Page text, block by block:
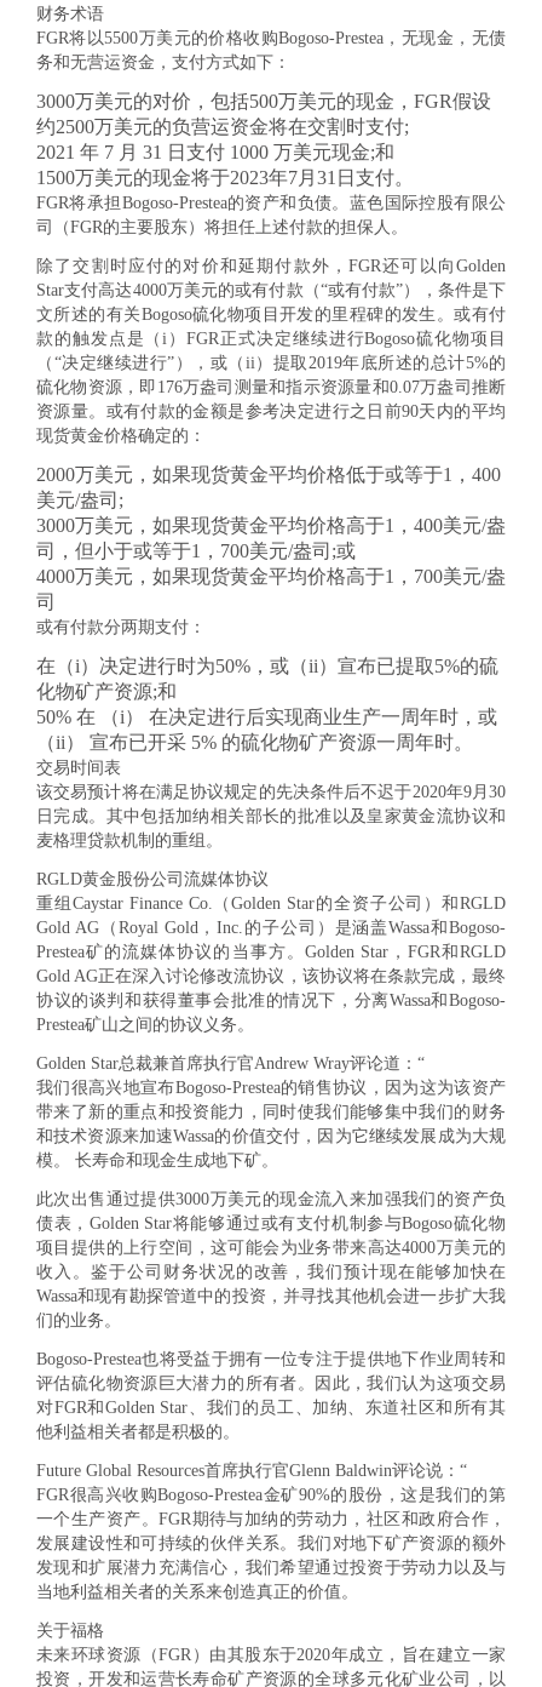
财务术语
FGR将以5500万美元的价格收购Bogoso-Prestea，无现金，无债
务和无营运资金，支付方式如下：
3000万美元的对价，包括500万美元的现金，FGR假设
约2500万美元的负营运资金将在交割时支付;
2021 年 7 月 31 日支付 1000 万美元现金;和
1500万美元的现金将于2023年7月31日支付。
FGR将承担Bogoso-Prestea的资产和负债。蓝色国际控股有限公
司（FGR的主要股东）将担任上述付款的担保人。
除了交割时应付的对价和延期付款外，FGR还可以向Golden
Star支付高达4000万美元的或有付款（“或有付款”），条件是下
文所述的有关Bogoso硫化物项目开发的里程碑的发生。或有付
款的触发点是（i）FGR正式决定继续进行Bogoso硫化物项目
（“决定继续进行”），或（ii）提取2019年底所述的总计5%的
硫化物资源，即176万盎司测量和指示资源量和0.07万盎司推断
资源量。或有付款的金额是参考决定进行之日前90天内的平均
现货黄金价格确定的：
2000万美元，如果现货黄金平均价格低于或等于1，400
美元/盎司;
3000万美元，如果现货黄金平均价格高于1，400美元/盎
司，但小于或等于1，700美元/盎司;或
4000万美元，如果现货黄金平均价格高于1，700美元/盎
司
或有付款分两期支付：
在（i）决定进行时为50%，或（ii）宣布已提取5%的硫
化物矿产资源;和
50% 在 （i） 在决定进行后实现商业生产一周年时，或
（ii） 宣布已开采 5% 的硫化物矿产资源一周年时。
交易时间表
该交易预计将在满足协议规定的先决条件后不迟于2020年9月30
日完成。其中包括加纳相关部长的批准以及皇家黄金流协议和
麦格理贷款机制的重组。
RGLD黄金股份公司流媒体协议
重组 Caystar Finance Co.（Golden Star的全资子公司）和RGLD
Gold AG（Royal Gold，Inc.的子公司）是涵盖Wassa和Bogoso-
Prestea矿的流媒体协议的当事方。Golden Star，FGR和RGLD
Gold AG正在深入讨论修改流协议，该协议将在条款完成，最终
协议的谈判和获得董事会批准的情况下，分离Wassa和Bogoso-
Prestea矿山之间的协议义务。
Golden Star总裁兼首席执行官Andrew Wray评论道：“
我们很高兴地宣布Bogoso-Prestea的销售协议，因为这为该资产
带来了新的重点和投资能力，同时使我们能够集中我们的财务
和技术资源来加速Wassa的价值交付，因为它继续发展成为大规
模。 长寿命和现金生成地下矿。
此次出售通过提供3000万美元的现金流入来加强我们的资产负
债表，Golden Star将能够通过或有支付机制参与Bogoso硫化物
项目提供的上行空间，这可能会为业务带来高达4000万美元的
收入。鉴于公司财务状况的改善，我们预计现在能够加快在
Wassa和现有勘探管道中的投资，并寻找其他机会进一步扩大我
们的业务。
Bogoso-Prestea也将受益于拥有一位专注于提供地下作业周转和
评估硫化物资源巨大潜力的所有者。因此，我们认为这项交易
对FGR和Golden Star、我们的员工、加纳、东道社区和所有其
他利益相关者都是积极的。
Future Global Resources首席执行官Glenn Baldwin评论说：“
FGR很高兴收购Bogoso-Prestea金矿90%的股份，这是我们的第
一个生产资产。FGR期待与加纳的劳动力，社区和政府合作，
发展建设性和可持续的伙伴关系。我们对地下矿产资源的额外
发现和扩展潜力充满信心，我们希望通过投资于劳动力以及与
当地利益相关者的关系来创造真正的价值。
关于福格
未来环球资源（FGR）由其股东于2020年成立，旨在建立一家
投资，开发和运营长寿命矿产资源的全球多元化矿业公司，以